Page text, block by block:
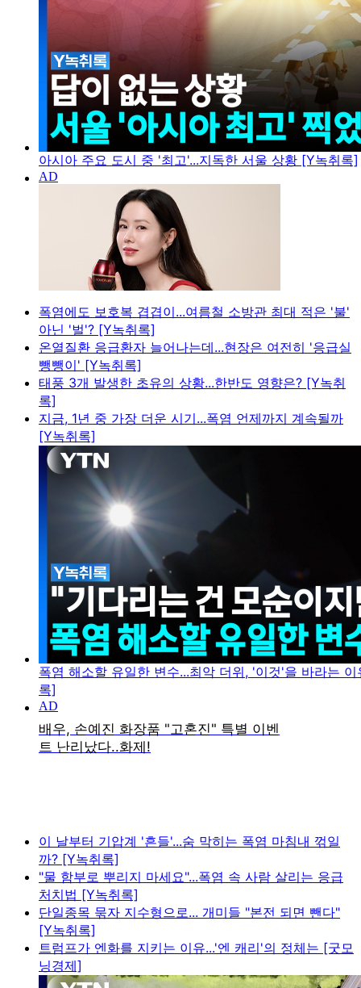
아시아 주요 도시 중 '최고'...지독한 서울 상황 [Y녹취록]
폭염에도 보호복 겹겹이...여름철 소방관 최대 적은 '불'
아닌 '벌'? [Y녹취록]
온열질환 응급환자 늘어나는데...현장은 여전히 '응급실
뺑뺑이' [Y녹취록]
태풍 3개 발생한 초유의 상황...한반도 영향은? [Y녹취
록]
지금, 1년 중 가장 더운 시기...폭염 언제까지 계속될까
[Y녹취록]
폭염 해소할 유일한 변수...최악 더위, '이것'을 바라는
록]
이 날부터 기압계 '흔들'...숨 막히는 폭염 마침내 꺾일
까? [Y녹취록]
"물 함부로 뿌리지 마세요"...폭염 속 사람 살리는 응급
처치법 [Y녹취록]
단일종목 묶자 지수형으로... 개미들 "본전 되면 뺀다"
[Y녹취록]
트럼프가 엔화를 지키는 이유...'엔 캐리'의 정체는 [굿모
닝경제]